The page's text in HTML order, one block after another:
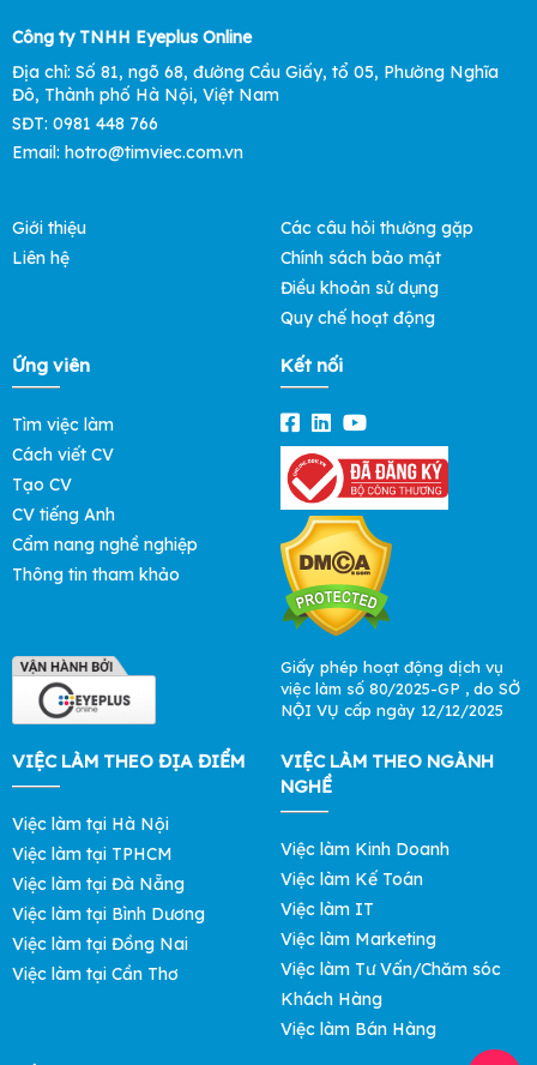
Công ty TNHH Eyeplus Online
Địa chỉ: Số 81, ngõ 68, đường Cầu Giấy, tổ 05, Phường Nghĩa
Đô, Thành phố Hà Nội, Việt Nam
SĐT: 0981 448 766
Email: hotro@timviec.com.vn
Giới thiệu
Liên hệ
Các câu hỏi thường gặp
Chính sách bảo mật
Điều khoản sử dụng
Quy chế hoạt động
Ứng viên
Tìm việc làm
Cách viết CV
Tạo CV
CV tiếng Anh
Cẩm nang nghề nghiệp
Thông tin tham khảo
Kết nối
Giấy phép hoạt động dịch vụ
việc làm số 80/2025-GP , do SỞ
NỘI VỤ cấp ngày 12/12/2025
VIỆC LÀM THEO ĐỊA ĐIỂM
Việc làm tại Hà Nội
Việc làm tại TPHCM
Việc làm tại Đà Nẵng
Việc làm tại Bình Dương
Việc làm tại Đồng Nai
Việc làm tại Cần Thơ
VIỆC LÀM THEO NGÀNH
NGHỀ
Việc làm Kinh Doanh
Việc làm Kế Toán
Việc làm IT
Việc làm Marketing
Việc làm Tư Vấn/Chăm sóc
Khách Hàng
Việc làm Bán Hàng